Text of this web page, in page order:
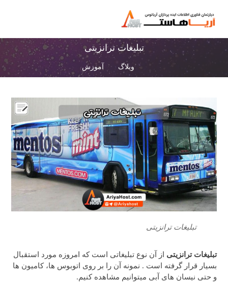
تبلیغات ترانزیتی
وبلاگ آموزش
تبلیغات ترانزیتی
تبلیغات ترانزیتی از آن نوع تبلیغاتی است که امروزه مورد استقبال
بسیار قرار گرفته است . نمونه آن را بر روی اتوبوس ها، کامیون ها
و حتی نیسان های آبی میتوانیم مشاهده کنیم.